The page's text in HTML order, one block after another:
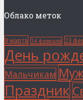
Облако меток
8 марта 14 февраля 23
День
Мальчикам
Праздник